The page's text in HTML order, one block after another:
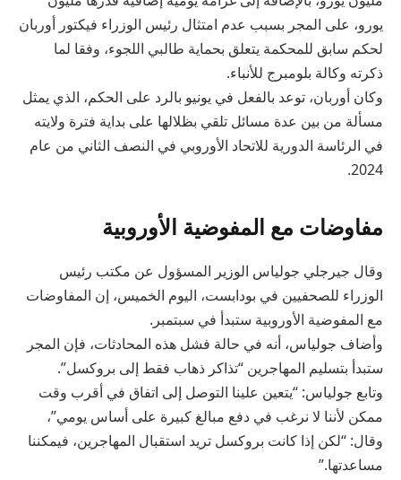
يورو، على المجر بسبب عدم امتثال رئيس الوزراء فيكتور أوربان
لحكم سابق للمحكمة يتعلق بحماية طالبي اللجوء، وفقا لما
ذكرته وكالة بلومبرج للأنباء.
وكان أوربان، توعد بالفعل في يونيو بالرد على الحكم، الذي يمثل
مسألة من بين عدة مسائل تلقي بظلالها على بداية فترة ولايته
في الرئاسة الدورية للاتحاد الأوروبي في النصف الثاني من عام
2024.
مفاوضات مع المفوضية الأوروبية
وقال جيرجلي جولياس الوزير المسؤول عن مكتب رئيس
الوزراء للصحفيين في بودابست، اليوم الخميس، إن المفاوضات
مع المفوضية الأوروبية ستبدأ في سبتمبر.
وأضاف جولياس، أنه في حالة فشل هذه المحادثات، فإن المجر
ستبدأ بتسليم المهاجرين “تذاكر ذهاب فقط إلى بروكسل”.
وتابع جولياس: “يتعين علينا التوصل إلى اتفاق في أقرب وقت
ممكن لأننا لا نرغب في دفع مبالغ كبيرة على أساس يومي”،
وقال: “لكن إذا كانت بروكسل تريد استقبال المهاجرين، فيمكننا
مساعدتها.”